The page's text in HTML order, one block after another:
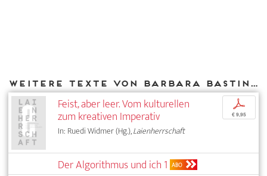
Weitere Texte von Barbara Basting bei DIAPHANES
Feist, aber leer. Vom kulturellen
zum kreativen Imperativ
In: Ruedi Widmer (Hg.),Laienherrschaft
p
€ 9,95
Der Algorithmus und ich 1 ABO